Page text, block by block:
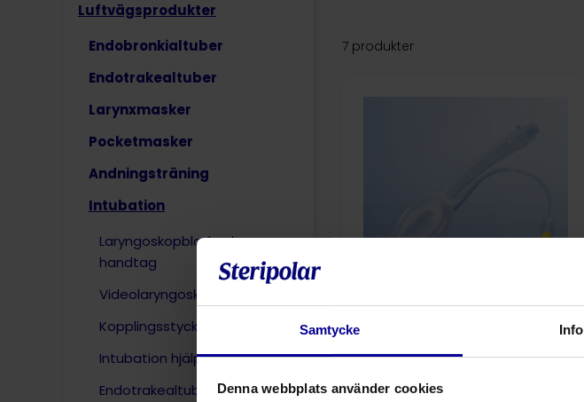
Samtycke
Denna webbplats använder cookies
Luftvägsprodukter
Endobronkialtuber
Endotrakealtuber
Larynxmasker
Pocketmasker
Andningsträning
Intubation
Laryngoskopblad och
handtag
Videolaryngoskop
Kopplingsstycke
Intubation hjälpmedel
Endotrakealtub med kuff
7 produkter